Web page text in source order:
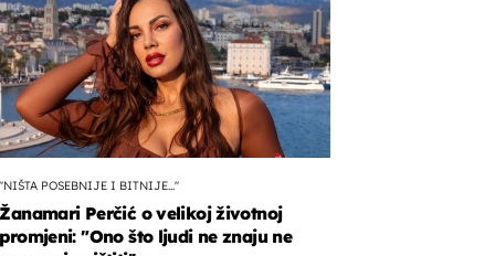
''NIŠTA POSEBNIJE I BITNIJE...''
Žanamari Perčić o velikoj životnoj
promjeni: "Ono što ljudi ne znaju ne